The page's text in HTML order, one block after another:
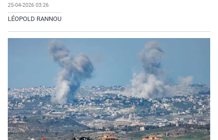
25-04-2026 03:26
LÉOPOLD RANNOU